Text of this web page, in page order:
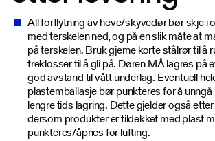
All forflytning av heve/skyvedør bør skje i
med terskelen ned, og på en slik måte at
på terskelen. Bruk gjerne korte stålrør til å
treklosser til å gli på. Døren MÅ lagres på
god avstand til vått underlag. Eventuell
plastemballasje bør punkteres for å
lengre tids lagring. Dette gjelder også
dersom produkter er tildekket med plast
punkteres/åpnes for lufting.